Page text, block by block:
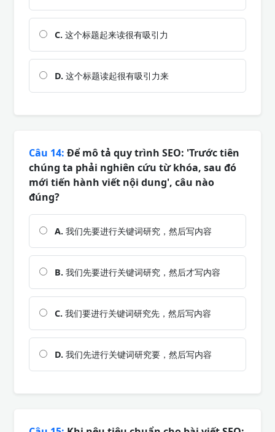
C. 这个标题起来读很有吸引力
D. 这个标题读起很有吸引力来
Câu 14: Để mô tả quy trình SEO: 'Trước tiên
chúng ta phải nghiên cứu từ khóa, sau đó
mới tiến hành viết nội dung', câu nào
đúng?
A. 我们先要进行关键词研究，然后写内容
B. 我们先要进行关键词研究，然后才写内容
C. 我们要进行关键词研究先，然后写内容
D. 我们先进行关键词研究要，然后写内容